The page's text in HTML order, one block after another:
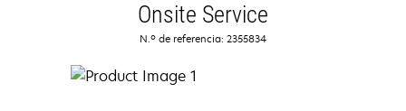
Onsite Service
N.º de referencia: 2355834